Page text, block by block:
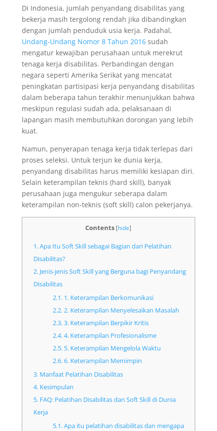
Di Indonesia, jumlah penyandang disabilitas yang
bekerja masih tergolong rendah jika dibandingkan
dengan jumlah penduduk usia kerja. Padahal,
Undang-Undang Nomor 8 Tahun 2016sudah
mengatur kewajiban perusahaan untuk merekrut
tenaga kerja disabilitas. Perbandingan dengan
negara seperti Amerika Serikat yang mencatat
peningkatan partisipasi kerja penyandang disabilitas
dalam beberapa tahun terakhir menunjukkan bahwa
meskipun regulasi sudah ada, pelaksanaan di
lapangan masih membutuhkan dorongan yang lebih
kuat.
Namun, penyerapan tenaga kerja tidak terlepas dari
proses seleksi. Untuk terjun ke dunia kerja,
penyandang disabilitas harus memiliki kesiapan diri.
Selain keterampilan teknis (hard skill), banyak
perusahaan juga mengukur seberapa dalam
keterampilan non-teknis (soft skill) calon pekerjanya.
Contents [hide]
1.Apa Itu Soft Skill sebagai Bagian dari Pelatihan
Disabilitas?
2. Jenis-jenis Soft Skill yang Berguna bagi Penyandang
Disabilitas
2.1. 1. Keterampilan Berkomunikasi
2.2.2. Keterampilan Menyelesaikan Masalah
2.3.3. Keterampilan Berpikir Kritis
2.4.4. Keterampilan Profesionalisme
2.5. 5. Keterampilan Mengelola Waktu
2.6.6. Keterampilan Memimpin
3. Manfaat Pelatihan Disabilitas
4. Kesimpulan
5. FAQ: Pelatihan Disabilitas dan Soft Skill di Dunia
Kerja
5.1.Apa itu pelatihan disabilitas dan mengapa